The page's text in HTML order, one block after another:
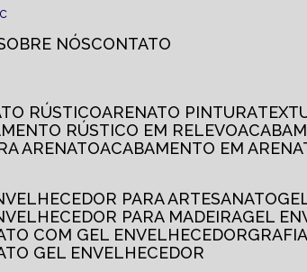
SOBRE NÓS CONTATO
RÚSTICO
ARENATO PINTURA
RÚSTICO EM RELEVO
ARENATO
ACABAMENTO EM
PARA ARTESANATO
PARA MADEIRA
GEL
COM GEL ENVELHECEDOR
GEL ENVELHECEDOR